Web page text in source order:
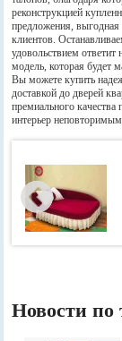
реконструкцией
предложения,
клиентов.
удовольствием
модель, которая будет
Вы можете купить
доставкой до дверей
премиального качества
интерьер
Новости по